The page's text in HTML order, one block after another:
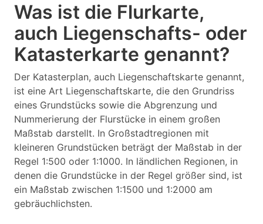
Was ist die Flurkarte,
auch Liegenschafts- oder
Katasterkarte genannt?
Der Katasterplan, auch Liegenschaftskarte genannt,
ist eine Art Liegenschaftskarte, die den Grundriss
eines Grundstücks sowie die Abgrenzung und
Nummerierung der Flurstücke in einem großen
Maßstab darstellt. In Großstadtregionen mit
kleineren Grundstücken beträgt der Maßstab in der
Regel 1:500 oder 1:1000. In ländlichen Regionen, in
denen die Grundstücke in der Regel größer sind, ist
ein Maßstab zwischen 1:1500 und 1:2000 am
gebräuchlichsten.